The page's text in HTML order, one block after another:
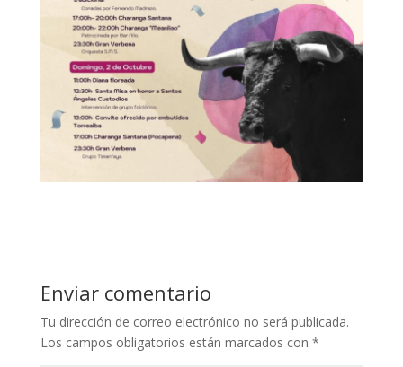
Enviar comentario
Tu dirección de correo electrónico no será publicada.
Los campos obligatorios están marcados con *